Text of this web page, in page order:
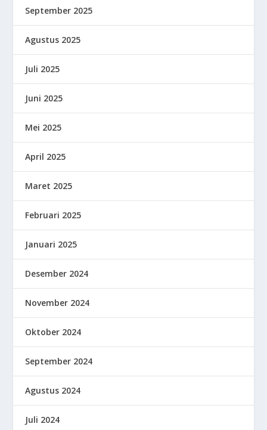
September 2025
Agustus 2025
Juli 2025
Juni 2025
Mei 2025
April 2025
Maret 2025
Februari 2025
Januari 2025
Desember 2024
November 2024
Oktober 2024
September 2024
Agustus 2024
Juli 2024